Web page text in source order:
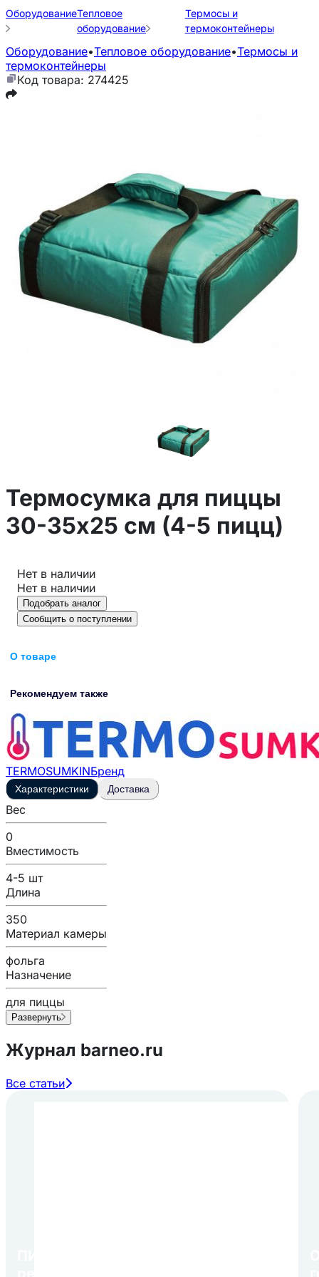
ОборудованиеТепловое
оборудование
Термосы и
термоконтейнеры
Оборудование•Тепловое оборудование•Термосы и
термоконтейнеры
Код товара: 274425
Термосумка для пиццы
30-35х25 см (4-5 пицц)
Нет в наличии
Нет в наличии
Подобрать аналог
Сообщить о поступлении
О товаре
Рекомендуем также
TERMOSUMKINБренд
Характеристики Доставка
Вес
0
Вместимость
4-5 шт
Длина
350
Материал камеры
фольга
Назначение
для пиццы
Развернуть
Журнал barneo.ru
Все статьи